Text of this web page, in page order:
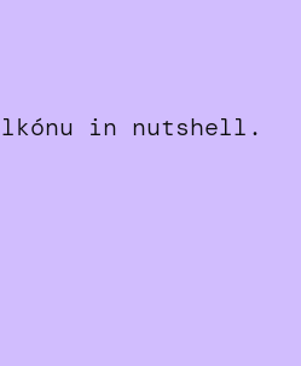
in nutshell.